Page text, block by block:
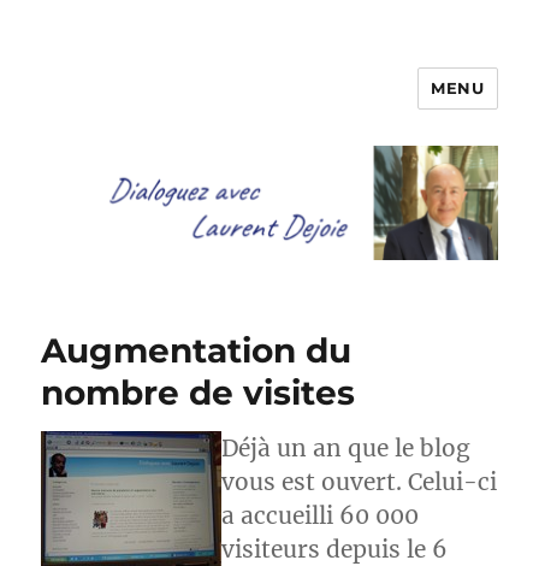
Dialoguez avec Laurent Dejoie
MENU
Augmentation du
nombre de visites
Déjà un an que le blog
vous est ouvert. Celui-ci
a accueilli 60 000
visiteurs depuis le 6